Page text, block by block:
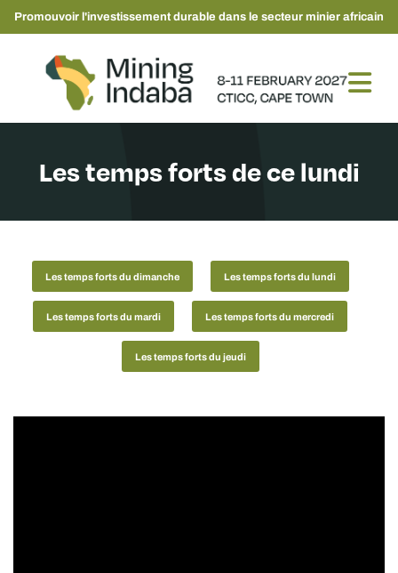
Promouvoir l'investissement durable dans le secteur minier africain
Les temps forts de ce lundi
Les temps forts du dimanche Les temps forts du lundi
Les temps forts du mardi Les temps forts du mercredi
Les temps forts du jeudi